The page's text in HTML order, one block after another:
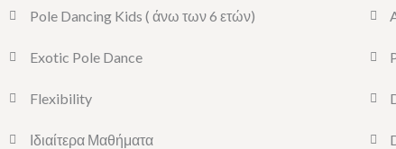
Pole Dancing Kids ( άνω των 6 ετών)
Exotic Pole Dance
Flexibility
Ιδιαίτερα Μαθήματα